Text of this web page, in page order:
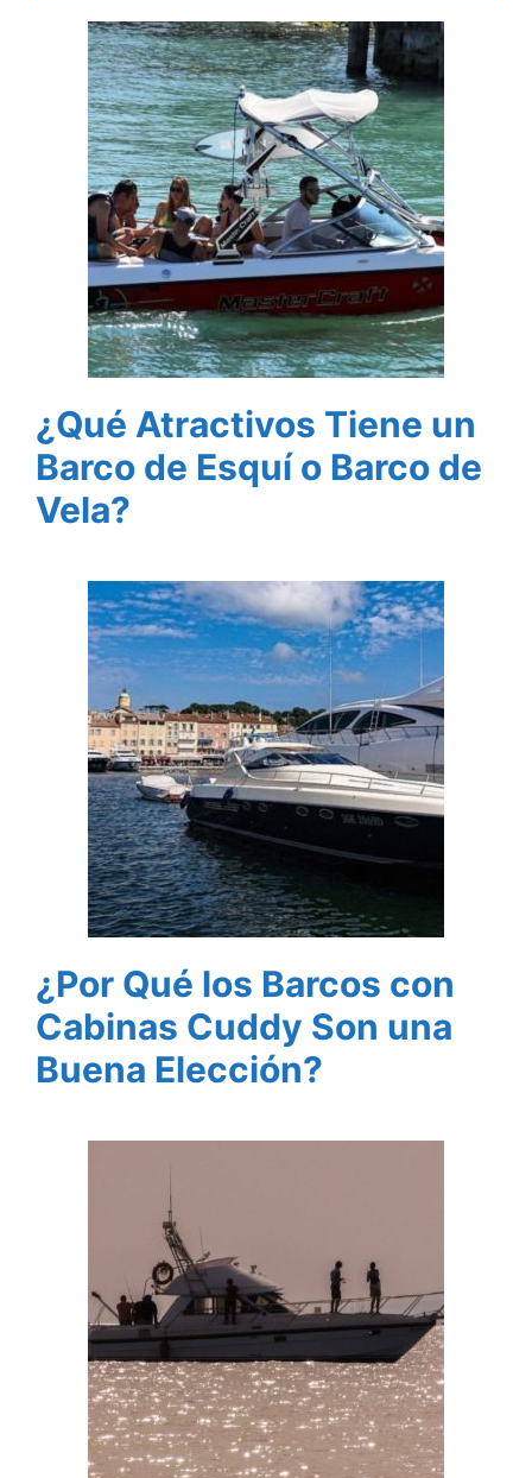
¿Qué Atractivos Tiene un
Barco de Esquí o Barco de
Vela?
¿Por Qué los Barcos con
Cabinas Cuddy Son una
Buena Elección?